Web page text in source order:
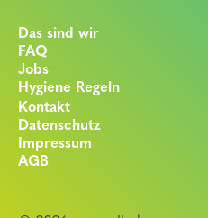
Das sind wir
FAQ
Jobs
Hygiene Regeln
Kontakt
Datenschutz
Impressum
AGB